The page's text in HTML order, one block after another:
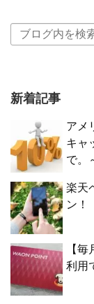
新着記事
アメ
キャ
で。
楽天
ン！
【
利用